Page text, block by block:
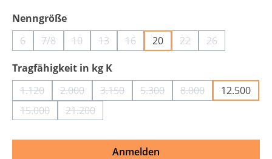
Nenngrößeauswählen
6(Diese Option ist zurzeit nicht verfügbar.)
7/8(Diese Option ist zurzeit nicht verfügbar.)
10(Diese Option ist zurzeit nicht verfügbar.)
13(Diese Option ist zurzeit nicht verfügbar.)
16(Diese Option ist zurzeit nicht
20 22(Diese Option ist
26(Diese Option
Tragfähigkeit in kg Kauswählen
1.120(Diese Option ist zurzeit nicht verfügbar.)
2.000(Diese Option ist zurzeit nicht verfügbar.)
3.150(Diese Option ist zurzeit nicht
5.300(Diese Option ist zurzeit
8.000(Diese Option ist
12.500
15.000(Diese Option ist zurzeit nicht verfügbar.)
21.200(Diese Option ist zurzeit nicht verfügbar.)
Anmelden